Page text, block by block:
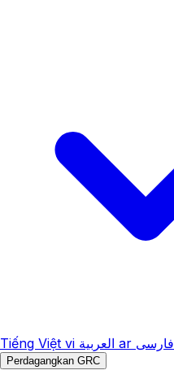
Tiếng Việt vi العربية ar فارسی
Perdagangkan GRC